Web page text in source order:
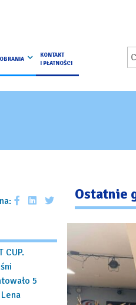
KONTAKT
I PŁATNOŚCI
CUP.
5
Ostatnie